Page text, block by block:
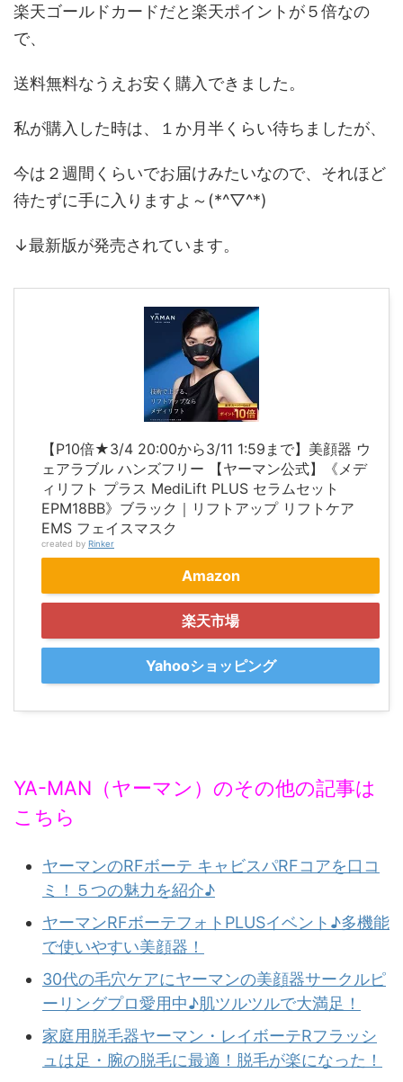
楽天ゴールドカードだと楽天ポイントが５倍なの
で、
送料無料なうえお安く購入できました。
私が購入した時は、１か月半くらい待ちましたが、
今は２週間くらいでお届けみたいなので、それほど
待たずに手に入りますよ～(*^▽^*)
↓最新版が発売されています。
【P10倍★3/4 20:00から3/11 1:59まで】美顔器 ウ
ェアラブル ハンズフリー 【ヤーマン公式】《メデ
ィリフト プラス MediLift PLUS セラムセット
EPM18BB》ブラック｜リフトアップ リフトケア
EMS フェイスマスク
created by Rinker
Amazon
楽天市場
Yahooショッピング
YA-MAN（ヤーマン）のその他の記事は
こちら
ヤーマンのRFボーテ キャビスパRFコアを口コ
ミ！５つの魅力を紹介♪
ヤーマンRFボーテフォトPLUSイベント♪多機能
で使いやすい美顔器！
30代の毛穴ケアにヤーマンの美顔器サークルピ
ーリングプロ愛用中♪肌ツルツルで大満足！
家庭用脱毛器ヤーマン・レイボーテRフラッシ
ュは足・腕の脱毛に最適！脱毛が楽になった！